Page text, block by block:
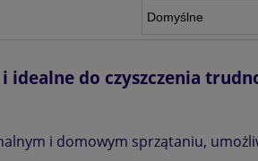
do czyszczenia
i domowym sprzątaniu,